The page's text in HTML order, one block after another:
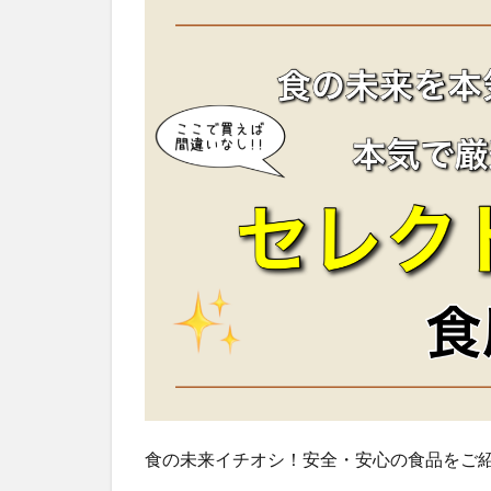
食の未来イチオシ！安全・安心の食品をご